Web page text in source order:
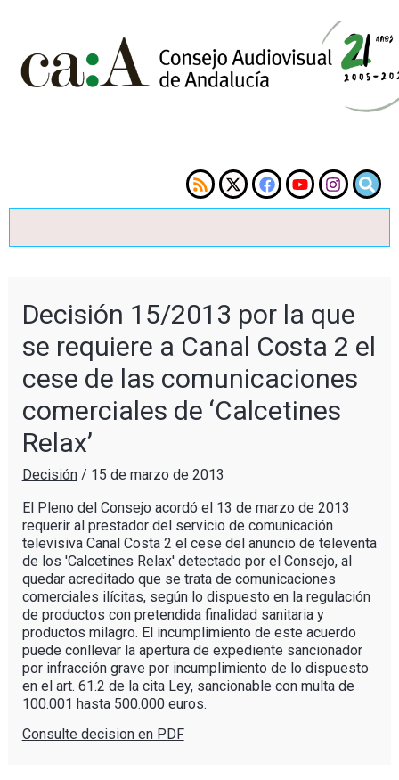
Decisión 15/2013 por la que
se requiere a Canal Costa 2 el
cese de las comunicaciones
comerciales de ‘Calcetines
Relax’
Decisión/ 15 de marzo de 2013
El Pleno del Consejo acordó el 13 de marzo de 2013
requerir al prestador del servicio de comunicación
televisiva Canal Costa 2 el cese del anuncio de televenta
de los 'Calcetines Relax' detectado por el Consejo, al
quedar acreditado que se trata de comunicaciones
comerciales ilícitas, según lo dispuesto en la regulación
de productos con pretendida finalidad sanitaria y
productos milagro. El incumplimiento de este acuerdo
puede conllevar la apertura de expediente sancionador
por infracción grave por incumplimiento de lo dispuesto
en el art. 61.2 de la cita Ley, sancionable con multa de
100.001 hasta 500.000 euros.
Consulte decision en PDF